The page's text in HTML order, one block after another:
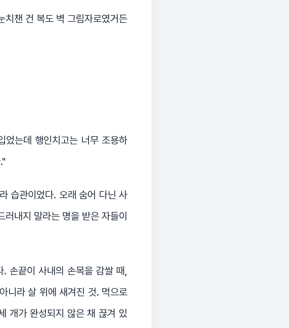
치챈 건 복도 벽 그림자로였거든
었는데 행인치고는 너무 조용하
습관이었다. 오래 숨어 다닌 사
내지 말라는 명을 받은 자들이
손끝이 사내의 손목을 감쌀 때,
니라 살 위에 새겨진 것. 먹으로
개가 완성되지 않은 채 끊겨 있